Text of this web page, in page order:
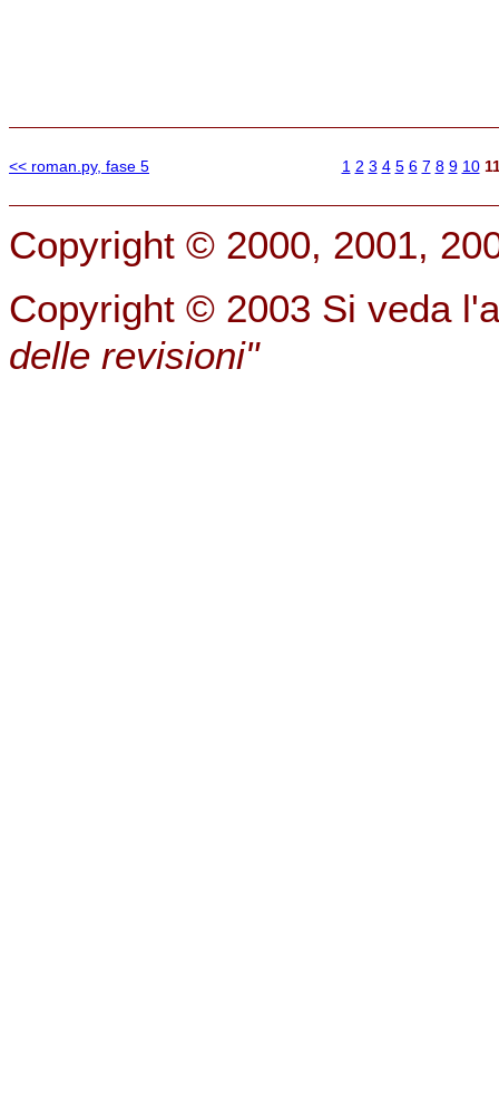
<< roman.py, fase 5 1 2 3 4 5 6 7 8 9 10
Copyright © 2000, 2001,
Copyright © 2003 Si veda
delle revisioni"